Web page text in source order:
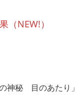
（NEW!）
神秘 目のあたり」